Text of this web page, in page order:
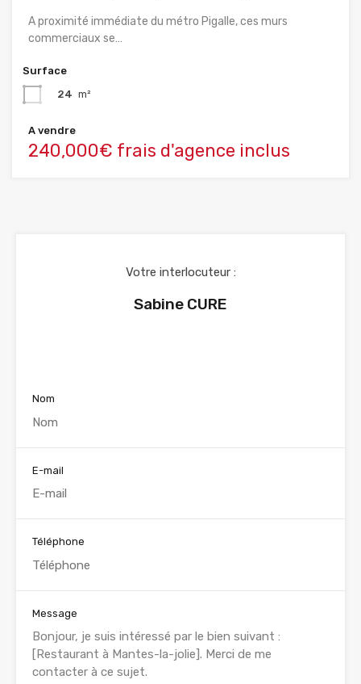
A proximité immédiate du métro Pigalle, ces murs
commerciaux se…
Surface
24 m²
A vendre
240,000€ frais d'agence inclus
Votre interlocuteur :
Sabine CURE
Nom
E-mail
Téléphone
Message